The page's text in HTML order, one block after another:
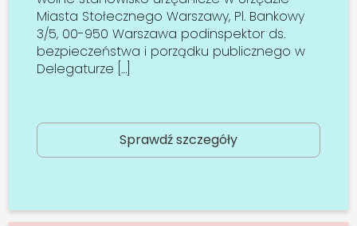
Miasta Stołecznego Warszawy, Pl. Bankowy
3/5, 00-950 Warszawa podinspektor ds.
bezpieczeństwa i porządku publicznego w
Delegaturze […]
Sprawdź szczegóły